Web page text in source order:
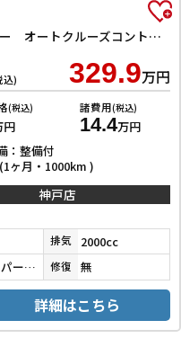
Z バックカメラ クリアランスソナー オートクルーズコントロール レーンアシスト パワーシート 衝突被害軽減システム ナビ TV オートマチックハイビーム オートライト LEDヘッドランプ 電動リアゲート
込) 329.9万円
(税込)
円
諸費用(税込)
14.4万円
：整備付
ヶ月・1000km )
神戸店
排気 2000cc
ホワイトパールクリスタルシャイン 修復 無
詳細はこちら